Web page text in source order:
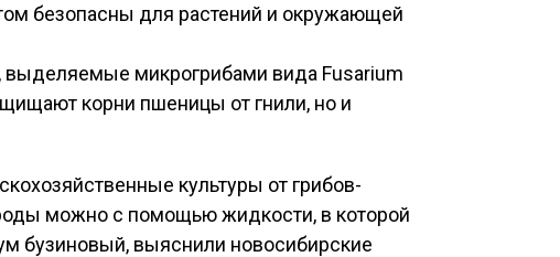
безопасны для растений и окружающей
микрогрибами вида Fusarium
корни пшеницы от гнили, но и
культуры от грибов-
можно с помощью жидкости, в которой
бузиновый, выяснили новосибирские